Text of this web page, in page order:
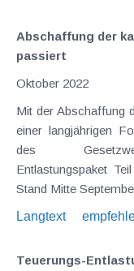
Abschaffung der
passiert
Oktober 2022
Mit der Abschaffung
einer langjährigen
des
Entlastungspaket
Stand Mitte
Langtext
Teuerungs-